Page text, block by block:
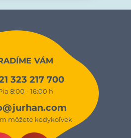
VÁM
323 217 700
8:00 - 16:00 h
môžete kedykoľvek